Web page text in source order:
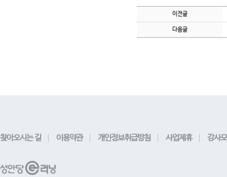
이전글
다음글
찾아오시는 길 이용약관 개인정보취급방침 사업제휴 강사